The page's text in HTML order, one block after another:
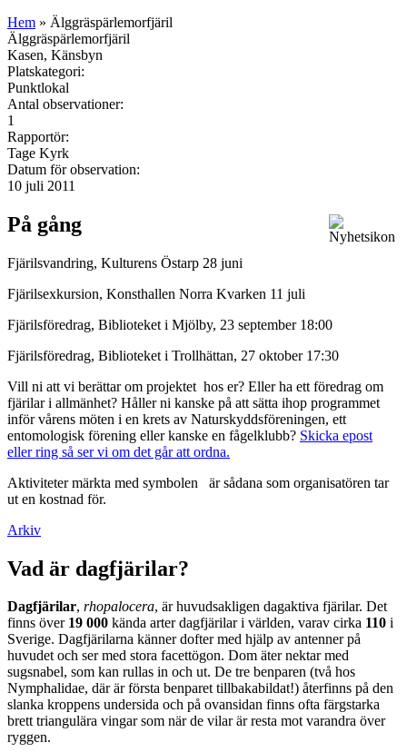
Hem » Älggräspärlemorfjäril
Älggräspärlemorfjäril
Kasen, Känsbyn
Platskategori:
Punktlokal
Antal observationer:
1
Rapportör:
Tage Kyrk
Datum för observation:
10 juli 2011
På gång
Fjärilsvandring, Kulturens Östarp 28 juni
Fjärilsexkursion, Konsthallen Norra Kvarken 11 juli
Fjärilsföredrag, Biblioteket i Mjölby, 23 september 18:00
Fjärilsföredrag, Biblioteket i Trollhättan, 27 oktober 17:30
Vill ni att vi berättar om projektet hos er? Eller ha ett föredrag om
fjärilar i allmänhet? Håller ni kanske på att sätta ihop programmet
inför vårens möten i en krets av Naturskyddsföreningen, ett
entomologisk förening eller kanske en fågelklubb? Skicka epost
eller ring så ser vi om det går att ordna.
Aktiviteter märkta med symbolen
är sådana som organisatören tar
ut en kostnad för.
Arkiv
Vad är dagfjärilar?
Dagfjärilar, rhopalocera, är huvudsakligen dagaktiva fjärilar. Det
finns över 19 000 kända arter dagfjärilar i världen, varav cirka 110 i
Sverige. Dagfjärilarna känner dofter med hjälp av antenner på
huvudet och ser med stora facettögon. Dom äter nektar med
sugsnabel, som kan rullas in och ut. De tre benparen (två hos
Nymphalidae, där är första benparet tillbakabildat!) återfinns på den
slanka kroppens undersida och på ovansidan finns ofta färgstarka
brett triangulära vingar som när de vilar är resta mot varandra över
ryggen.